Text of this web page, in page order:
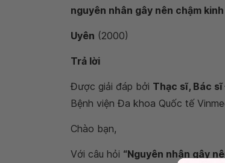
nguyên nhân gây nên chậm kinh
Uyên (2000)
Trả lời
Được giải đáp bởi Thạc sĩ, Bác
Bệnh viện Đa khoa Quốc tế
Chào bạn,
Với câu hỏi “Nguyên nhân gây